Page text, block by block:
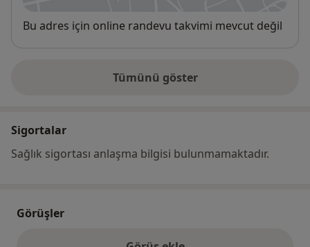
Uygunluk
Bu adres için online randevu takvimi mevcut değil
Tümünü göster
adres hakkında
Sigortalar
Sağlık sigortası anlaşma bilgisi bulunmamaktadır.
Görüşler